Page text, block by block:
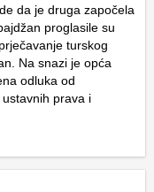
da je druga započela
proglasile su
turskog
Na snazi je opća
odluka od
prava i